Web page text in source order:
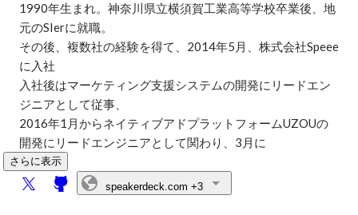
1990年生まれ。神奈川県立横須賀工業高等学校卒業後、地
元のSIerに就職。
その後、複数社の経験を得て、2014年5月、株式会社Speee
に入社
入社後はマーケティング支援システムの開発にリードエン
ジニアとして従事、
2016年1月からネイティブアドプラットフォームUZOUの
開発にリードエンジニアとして関わり、3月に
さらに表示
speakerdeck.com +3